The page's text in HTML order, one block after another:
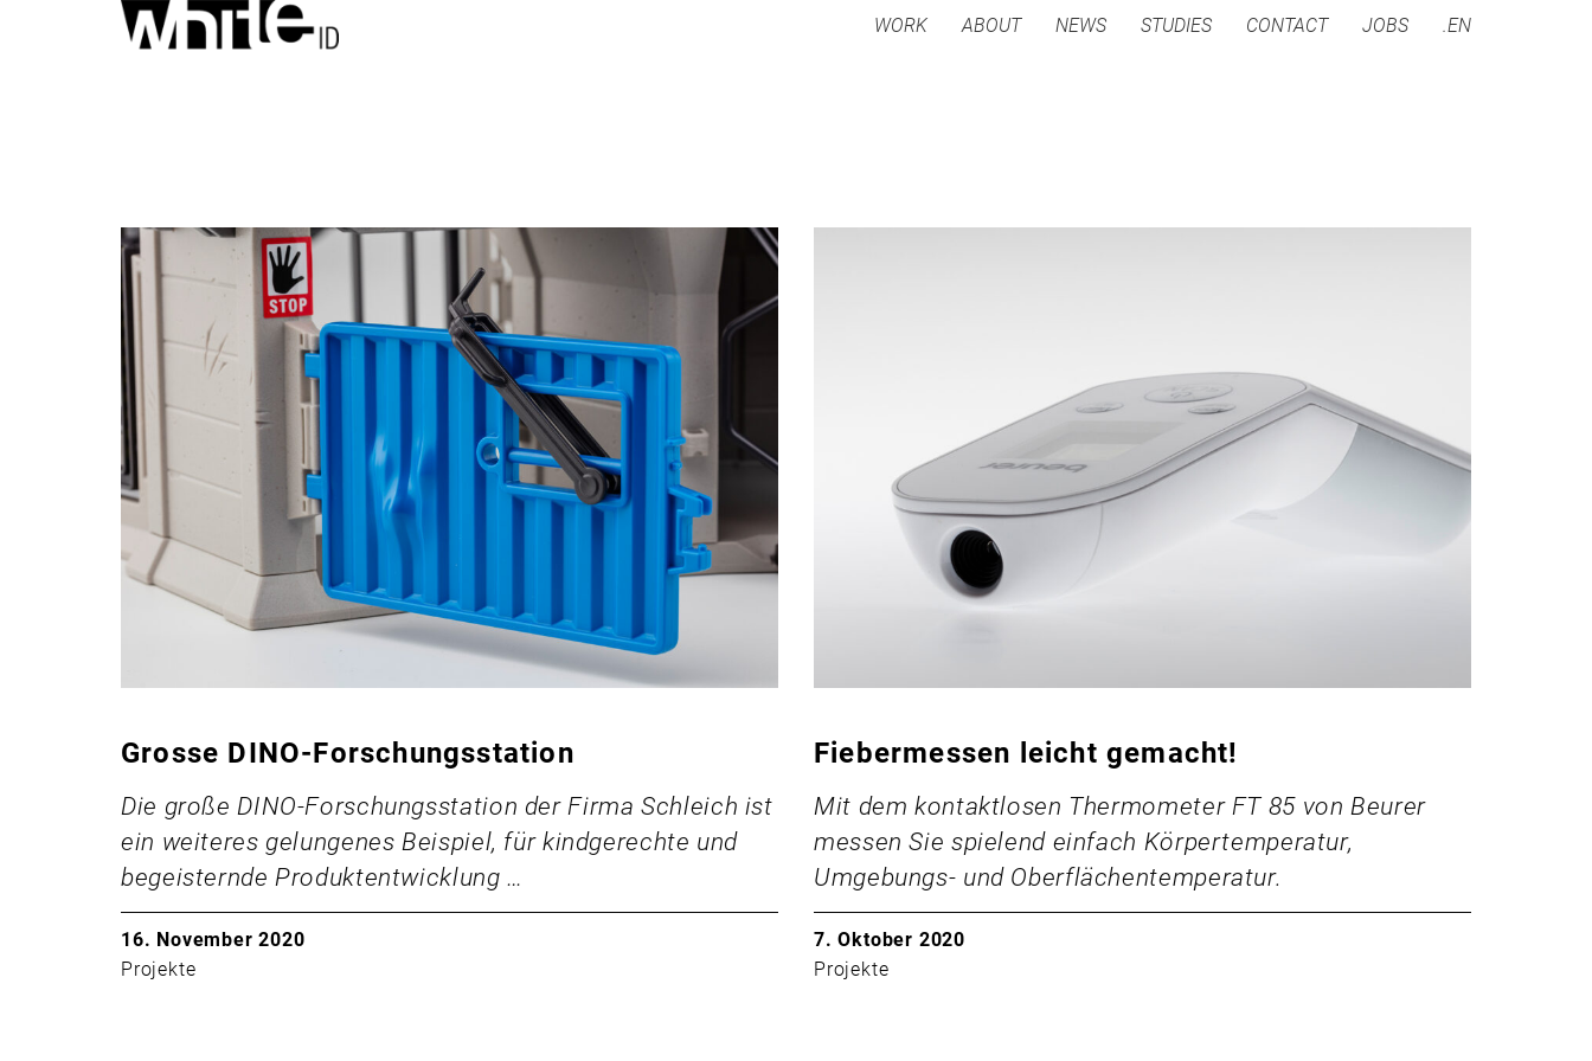
WORK ABOUT NEWS STUDIES CONTACT JOBS .EN
Grosse DINO-Forschungsstation
Die große DINO-Forschungsstation der Firma Schleich ist
ein weiteres gelungenes Beispiel, für kindgerechte und
begeisternde Produktentwicklung …
16. November 2020
Projekte
Fiebermessen leicht gemacht!
Mit dem kontaktlosen Thermometer FT 85 von Beurer
messen Sie spielend einfach Körpertemperatur,
Umgebungs- und Oberflächentemperatur.
7. Oktober 2020
Projekte